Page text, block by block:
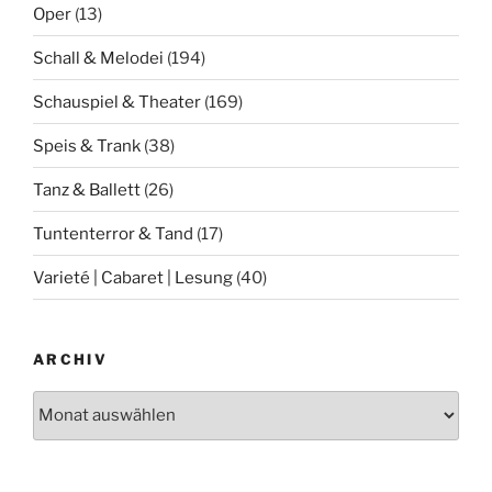
Oper (13)
Schall & Melodei (194)
Schauspiel & Theater (169)
Speis & Trank (38)
Tanz & Ballett (26)
Tuntenterror & Tand (17)
Varieté | Cabaret | Lesung (40)
ARCHIV